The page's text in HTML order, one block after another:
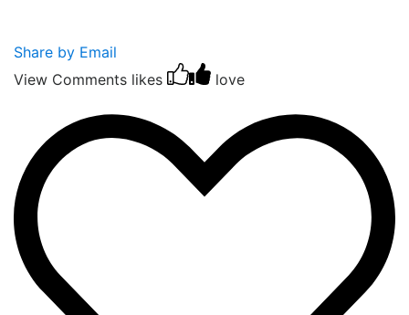
Share by Email
View Comments likes love